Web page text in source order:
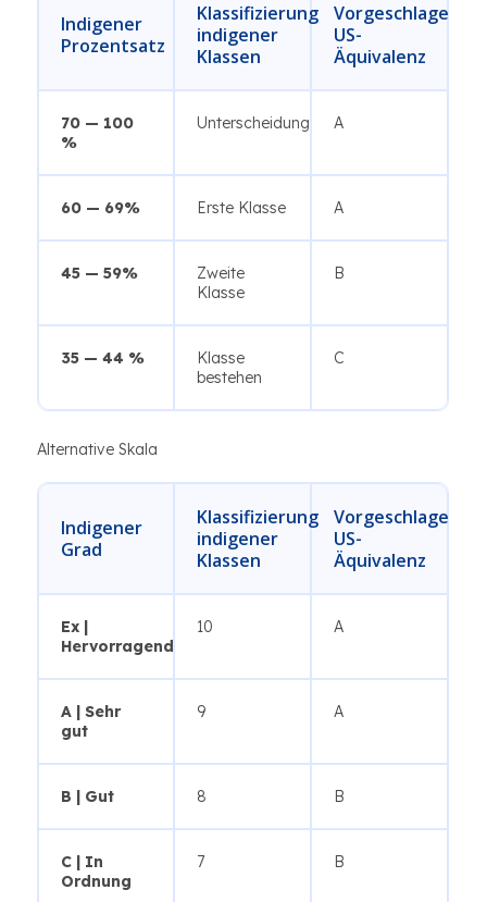
Indigener
Prozentsatz
Klassifizierung
indigener
Klassen
Vorgeschlagene
US-
Äquivalenz
70 — 100
%
Unterscheidung A
60 — 69% Erste Klasse A
45 — 59%
Zweite
Klasse
B
35 — 44 %
Klasse
bestehen
C
Alternative Skala
Indigener
Grad
Klassifizierung
indigener
Klassen
Vorgeschlagene
US-
Äquivalenz
Ex |
Hervorragend
10 A
A | Sehr
gut
9 A
B | Gut 8 B
C | In
Ordnung
7 B